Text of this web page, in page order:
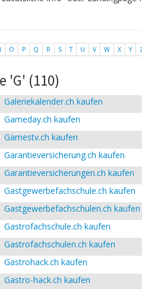
O P Q R S T U V W X Y
'G' (110)
Galeriekalender.ch kaufen
Gameday.ch kaufen
Gamestv.ch kaufen
Garantieversicherung.ch kaufen
Garantieversicherungen.ch kaufen
Gastgewerbefachschule.ch kaufen
Gastgewerbefachschulen.ch kaufen
Gastrofachschule.ch kaufen
Gastrofachschulen.ch kaufen
Gastrohack.ch kaufen
Gastro-hack.ch kaufen